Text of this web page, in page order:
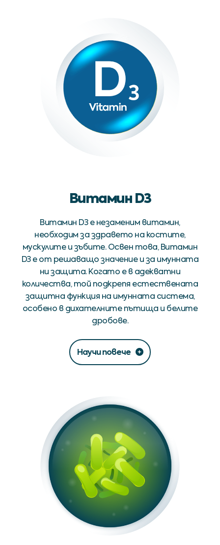
Витамин D3
Витамин D3 е незаменим витамин,
необходим за здравето на костите,
мускулите и зъбите. Освен това, Витамин
D3 е от решаващо значение и за имунната
ни защита. Когато е в адекватни
количества, той подкрепя естествената
защитна функция на имунната система,
особено в дихателните пътища и белите
дробове.
Научи повече